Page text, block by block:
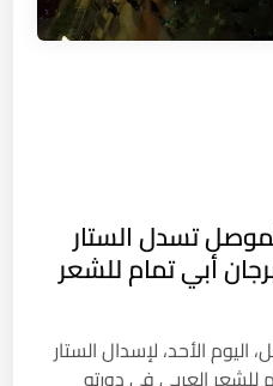
تسدل الستار
أبي تمام للشعر
الأحد، لإسدال الستار
العربي في دورته